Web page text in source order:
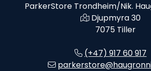
ParkerStore Trondheim/Nik.
Djupmyra 30
7075 Tiller
(+47) 917 60 917